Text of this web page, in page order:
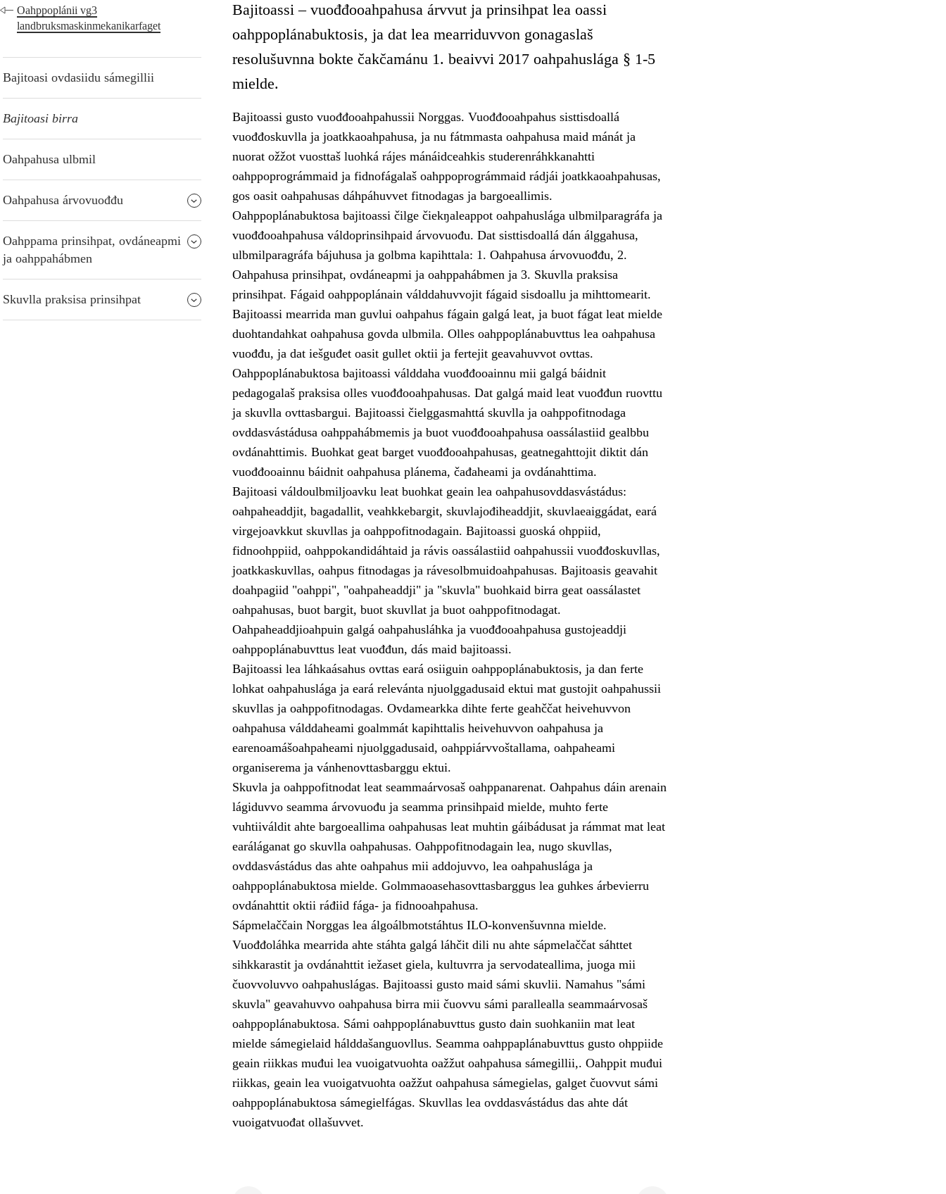
Oahppoplánii vg3
landbruksmaskinmekanikarfaget
Bajitoasi ovdasiidu sámegillii
Bajitoasi birra
Oahpahusa ulbmil
Oahpahusa árvovuođđu
Oahppama prinsihpat, ovdáneapmi
ja oahppahábmen
Skuvlla praksisa prinsihpat
Bajitoassi – vuođđooahpahusa árvvut ja prinsihpat lea oassi
oahppoplánabuktosis, ja dat lea mearriduvvon gonagaslaš
resolušuvnna bokte čakčamánu 1. beaivvi 2017 oahpahuslága § 1-5
mielde.
Bajitoassi gusto vuođđooahpahussii Norggas. Vuođđooahpahus sisttisdoallá
vuođđoskuvlla ja joatkkaoahpahusa, ja nu fátmmasta oahpahusa maid mánát ja
nuorat ožžot vuosttaš luohká rájes mánáidceahkis studerenráhkkanahtti
oahppoprográmmaid ja fidnofágalaš oahppoprográmmaid rádjái joatkkaoahpahusas,
gos oasit oahpahusas dáhpáhuvvet fitnodagas ja bargoeallimis.
Oahppoplánabuktosa bajitoassi čilge čiekŋaleappot oahpahuslága ulbmilparagráfa ja
vuođđooahpahusa váldoprinsihpaid árvovuođu. Dat sisttisdoallá dán álggahusa,
ulbmilparagráfa bájuhusa ja golbma kapihttala: 1. Oahpahusa árvovuođđu, 2.
Oahpahusa prinsihpat, ovdáneapmi ja oahppahábmen ja 3. Skuvlla praksisa
prinsihpat. Fágaid oahppoplánain válddahuvvojit fágaid sisdoallu ja mihttomearit.
Bajitoassi mearrida man guvlui oahpahus fágain galgá leat, ja buot fágat leat mielde
duohtandahkat oahpahusa govda ulbmila. Olles oahppoplánabuvttus lea oahpahusa
vuođđu, ja dat iešguđet oasit gullet oktii ja fertejit geavahuvvot ovttas.
Oahppoplánabuktosa bajitoassi válddaha vuođđooainnu mii galgá báidnit
pedagogalaš praksisa olles vuođđooahpahusas. Dat galgá maid leat vuođđun ruovttu
ja skuvlla ovttasbargui. Bajitoassi čielggasmahttá skuvlla ja oahppofitnodaga
ovddasvástádusa oahppahábmemis ja buot vuođđooahpahusa oassálastiid gealbbu
ovdánahttimis. Buohkat geat barget vuođđooahpahusas, geatnegahttojit diktit dán
vuođđooainnu báidnit oahpahusa plánema, čađaheami ja ovdánahttima.
Bajitoasi váldoulbmiljoavku leat buohkat geain lea oahpahusovddasvástádus:
oahpaheaddjit, bagadallit, veahkkebargit, skuvlajođiheaddjit, skuvlaeaiggádat, eará
virgejoavkkut skuvllas ja oahppofitnodagain. Bajitoassi guoská ohppiid,
fidnoohppiid, oahppokandidáhtaid ja rávis oassálastiid oahpahussii vuođđoskuvllas,
joatkkaskuvllas, oahpus fitnodagas ja rávesolbmuidoahpahusas. Bajitoasis geavahit
doahpagiid "oahppi", "oahpaheaddji" ja "skuvla" buohkaid birra geat oassálastet
oahpahusas, buot bargit, buot skuvllat ja buot oahppofitnodagat.
Oahpaheaddjioahpuin galgá oahpahusláhka ja vuođđooahpahusa gustojeaddji
oahppoplánabuvttus leat vuođđun, dás maid bajitoassi.
Bajitoassi lea láhkaásahus ovttas eará osiiguin oahppoplánabuktosis, ja dan ferte
lohkat oahpahuslága ja eará relevánta njuolggadusaid ektui mat gustojit oahpahussii
skuvllas ja oahppofitnodagas. Ovdamearkka dihte ferte geahččat heivehuvvon
oahpahusa válddaheami goalmmát kapihttalis heivehuvvon oahpahusa ja
earenoamášoahpaheami njuolggadusaid, oahppiárvvoštallama, oahpaheami
organiserema ja vánhenovttasbarggu ektui.
Skuvla ja oahppofitnodat leat seammaárvosaš oahppanarenat. Oahpahus dáin arenain
lágiduvvo seamma árvovuođu ja seamma prinsihpaid mielde, muhto ferte
vuhtiiváldit ahte bargoeallima oahpahusas leat muhtin gáibádusat ja rámmat mat leat
earáláganat go skuvlla oahpahusas. Oahppofitnodagain lea, nugo skuvllas,
ovddasvástádus das ahte oahpahus mii addojuvvo, lea oahpahuslága ja
oahppoplánabuktosa mielde. Golmmaoasehasovttasbarggus lea guhkes árbevierru
ovdánahttit oktii ráđiid fága- ja fidnooahpahusa.
Sápmelaččain Norggas lea álgoálbmotstáhtus ILO-konvenšuvnna mielde.
Vuođđoláhka mearrida ahte stáhta galgá láhčit dili nu ahte sápmelaččat sáhttet
sihkkarastit ja ovdánahttit iežaset giela, kultuvrra ja servodateallima, juoga mii
čuovvoluvvo oahpahuslágas. Bajitoassi gusto maid sámi skuvlii. Namahus "sámi
skuvla" geavahuvvo oahpahusa birra mii čuovvu sámi parallealla seammaárvosaš
oahppoplánabuktosa. Sámi oahppoplánabuvttus gusto dain suohkaniin mat leat
mielde sámegielaid hálddašanguovllus. Seamma oahppaplánabuvttus gusto ohppiide
geain riikkas muđui lea vuoigatvuohta oažžut oahpahusa sámegillii,. Oahppit muđui
riikkas, geain lea vuoigatvuohta oažžut oahpahusa sámegielas, galget čuovvut sámi
oahppoplánabuktosa sámegielfágas. Skuvllas lea ovddasvástádus das ahte dát
vuoigatvuođat ollašuvvet.